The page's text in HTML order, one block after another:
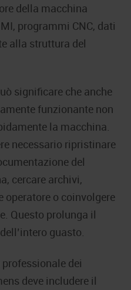
della macchina
programmi CNC, dati
alla struttura del
significare che anche
funzionante non
la macchina.
necessario ripristinare
del
cercare archivi,
operatore o coinvolgere
Questo prolunga il
guasto.
dei
deve includere il